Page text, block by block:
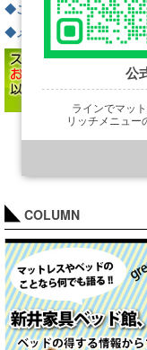
◆ご注文フォームはこちら
◆メールでのご注文また
・床板タイプ（す
COLUMN
公
ラインでマッ
リッチメニュ